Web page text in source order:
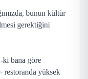
bunun kültür
gerektiğini
ki bana göre
restoranda yüksek